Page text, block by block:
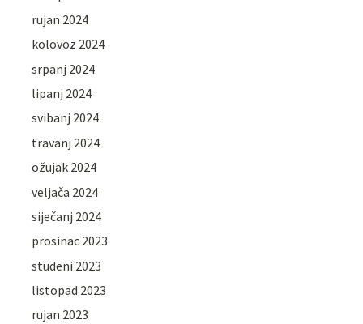
rujan 2024
kolovoz 2024
srpanj 2024
lipanj 2024
svibanj 2024
travanj 2024
ožujak 2024
veljača 2024
siječanj 2024
prosinac 2023
studeni 2023
listopad 2023
rujan 2023